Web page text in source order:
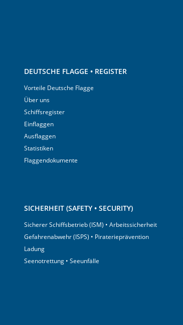
DEUTSCHE FLAGGE • REGISTER
Vorteile Deutsche Flagge
Über uns
Schiffsregister
Einflaggen
Ausflaggen
Statistiken
Flaggendokumente
SICHERHEIT (SAFETY • SECURITY)
Sicherer Schiffsbetrieb (ISM) • Arbeitssicherheit
Gefahrenabwehr (ISPS) • Piraterieprävention
Ladung
Seenotrettung • Seeunfälle